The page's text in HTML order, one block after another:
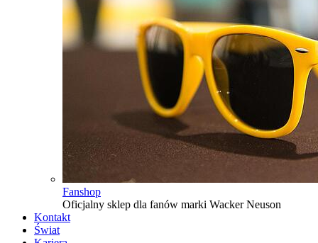
Fanshop
Oficjalny sklep dla fanów marki Wacker Neuson
Kontakt
Świat